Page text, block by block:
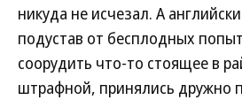
никуда не исчезал. А
подустав от бесплодных
соорудить что-то стоящее в
штрафной, принялись дружно